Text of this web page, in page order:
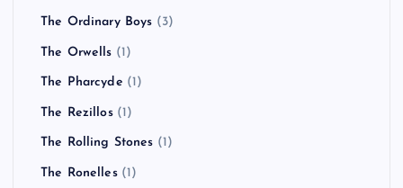
The Ordinary Boys (3)
The Orwells (1)
The Pharcyde (1)
The Rezillos(1)
The Rolling Stones (1)
The Ronelles(1)